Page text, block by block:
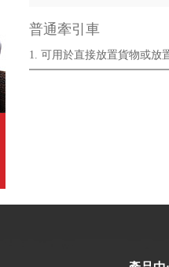
普通牽引車
1. 可用於直接放置貨物或放置